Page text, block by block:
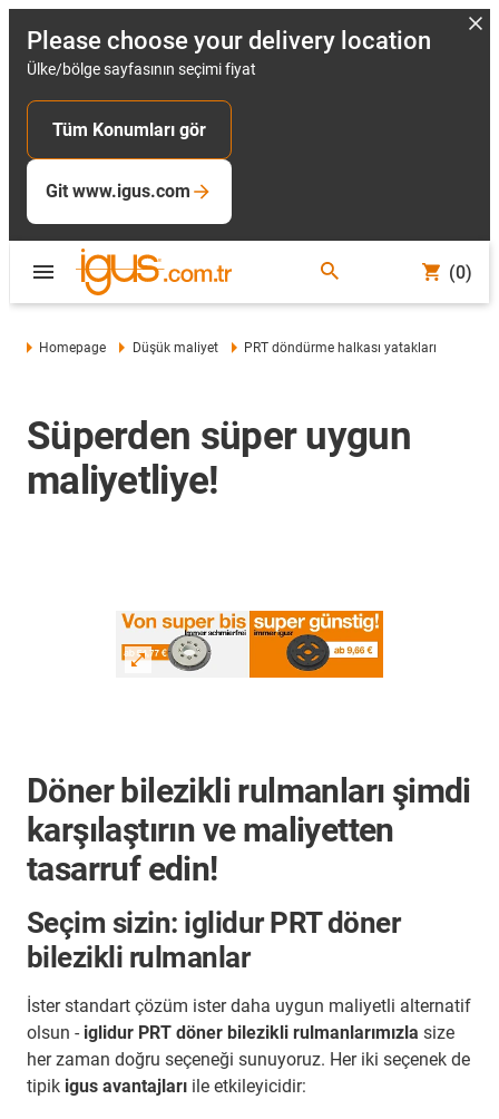
Please choose your delivery location
Ülke/bölge sayfasının seçimi fiyat
Tüm Konumları gör
Git www.igus.com
(0)
Homepage Düşük maliyet PRT döndürme halkası yatakları
Süperden süper uygun
maliyetliye!
Döner bilezikli rulmanları şimdi
karşılaştırın ve maliyetten
tasarruf edin!
Seçim sizin: iglidur PRT döner
bilezikli rulmanlar
İster standart çözüm ister daha uygun maliyetli alternatif
olsun - iglidur PRT döner bilezikli rulmanlarımızla size
her zaman doğru seçeneği sunuyoruz. Her iki seçenek de
tipik igus avantajları ile etkileyicidir: